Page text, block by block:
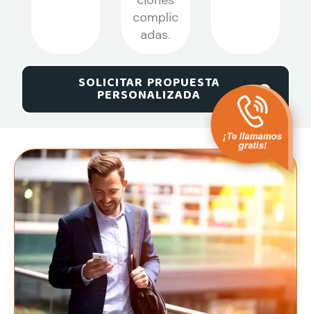
complic
adas.
SOLICITAR PROPUESTA
PERSONALIZADA